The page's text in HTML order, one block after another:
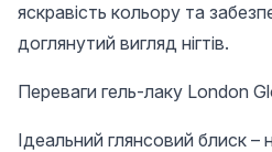
яскравість кольору та
доглянутий вигляд нігтів.
Переваги гель-лаку London
Ідеальний глянсовий блиск –